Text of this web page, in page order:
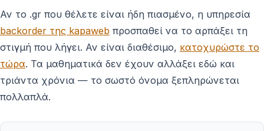
Αν το .gr που θέλετε είναι ήδη πιασμένο, η υπηρεσία
backorder της kapaweb προσπαθεί να το αρπάξει τη
στιγμή που λήγει. Αν είναι διαθέσιμο, κατοχυρώστε το
τώρα. Τα μαθηματικά δεν έχουν αλλάξει εδώ και
τριάντα χρόνια — το σωστό όνομα ξεπληρώνεται
πολλαπλά.